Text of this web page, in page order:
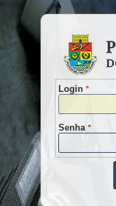
Login *
Senha *